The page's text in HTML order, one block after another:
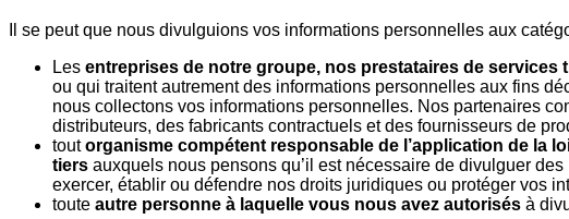
Il se peut que nous divulguions vos informations personnelles aux
Les entreprises de notre groupe, nos prestataires de services
ou qui traitent autrement des informations personnelles aux fins
nous collectons vos informations personnelles. Nos partenaires
distributeurs, des fabricants contractuels et des fournisseurs de
toutorganisme compétent responsable de l’application de la
tiers auxquels nous pensons qu’il est nécessaire de divulguer
exercer, établir ou défendre nos droits juridiques ou protéger vos
toute autre personne à laquelle vous nous avez autorisés à